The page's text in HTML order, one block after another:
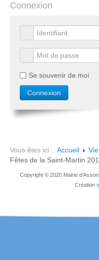
Connexion
Se souvenir de moi
Vous êtes ici : Accueil
Fêtes de la Saint-Martin
Copyright © 2020 Mairie
Création